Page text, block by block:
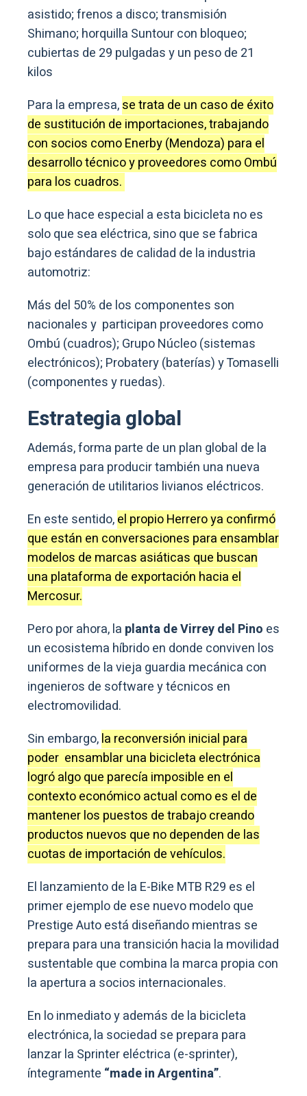
asistido; frenos a disco; transmisión
Shimano; horquilla Suntour con bloqueo;
cubiertas de 29 pulgadas y un peso de 21
kilos
Para la empresa,se trata de un caso de éxito
de sustitución de importaciones, trabajando
con socios como Enerby (Mendoza) para el
desarrollo técnico y proveedores como Ombú
para los cuadros.
Lo que hace especial a esta bicicleta no es
solo que sea eléctrica, sino que se fabrica
bajo estándares de calidad de la industria
automotriz:
Más del 50% de los componentes son
nacionales y participan proveedores como
Ombú (cuadros); Grupo Núcleo (sistemas
electrónicos); Probatery (baterías) y Tomaselli
(componentes y ruedas).
Estrategia global
Además, forma parte de un plan global de la
empresa para producir también una nueva
generación de utilitarios livianos eléctricos.
En este sentido,el propio Herrero ya confirmó
que están en conversaciones para ensamblar
modelos de marcas asiáticas que buscan
una plataforma de exportación hacia el
Mercosur.
Pero por ahora, la planta de Virrey del Pino es
un ecosistema híbrido en donde conviven los
uniformes de la vieja guardia mecánica con
ingenieros de software y técnicos en
electromovilidad.
Sin embargo,la reconversión inicial para
poder ensamblar una bicicleta electrónica
logró algo que parecía imposible en el
contexto económico actual como es el de
mantener los puestos de trabajo creando
productos nuevos que no dependen de las
cuotas de importación de vehículos.
El lanzamiento de la E-Bike MTB R29 es el
primer ejemplo de ese nuevo modelo que
Prestige Auto está diseñando mientras se
prepara para una transición hacia la movilidad
sustentable que combina la marca propia con
la apertura a socios internacionales.
En lo inmediato y además de la bicicleta
electrónica, la sociedad se prepara para
lanzar la Sprinter eléctrica (e-sprinter),
íntegramente “made in Argentina”.